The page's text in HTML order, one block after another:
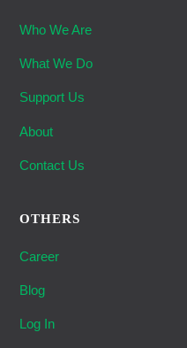
Who We Are
What We Do
Support Us
About
Contact Us
OTHERS
Career
Blog
Log In